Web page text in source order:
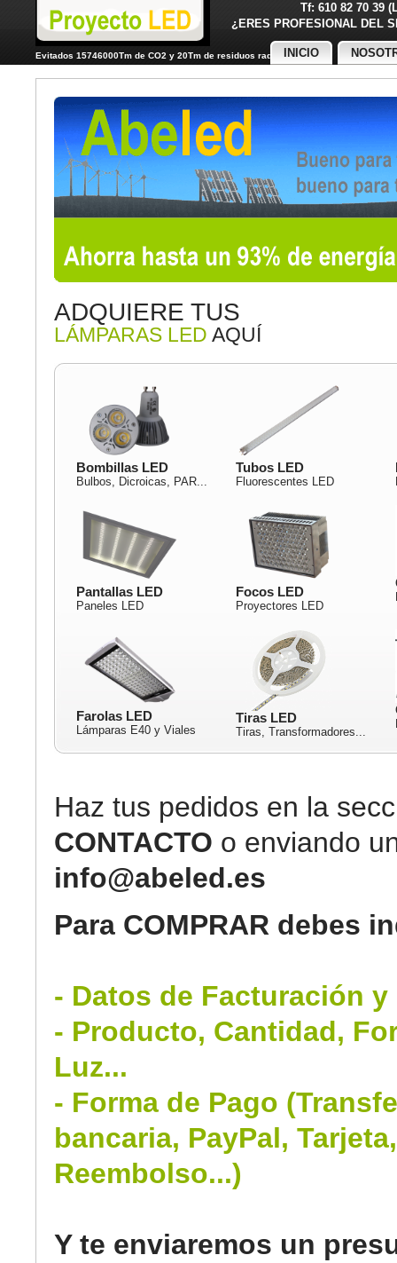
Tf: 610 82 70 39
¿ERES PROFESIONAL
Evitados 15746000Tm de CO2 y 20Tm de residuos radiactivos
INICIO
ADQUIERE TUS
LÁMPARAS LED AQUÍ
Bombillas LED
Bulbos, Dicroicas, PAR...
Tubos LED
Fluorescentes LED
Pantallas LED
Paneles LED
Focos LED
Proyectores LED
Farolas LED
Lámparas E40 y Viales
Tiras LED
Tiras, Transformadores...
Haz tus pedidos en la
CONTACTO o enviando
info@abeled.es
Para COMPRAR debes
- Datos de Facturación y
- Producto, Cantidad,
Luz...
- Forma de Pago
bancaria, PayPal,
Reembolso...)
Y te enviaremos un